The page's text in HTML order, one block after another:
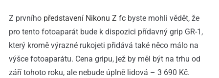
Z prvního představení Nikonu Z fc byste mohli vědět, že
pro tento fotoaparát bude k dispozici přídavný grip GR-1,
který kromě výrazné rukojeti přidává také něco málo na
výšce fotoaparátu. Cena gripu, jež by měl být na trhu od
září tohoto roku, ale nebude úplně lidová – 3 690 Kč.